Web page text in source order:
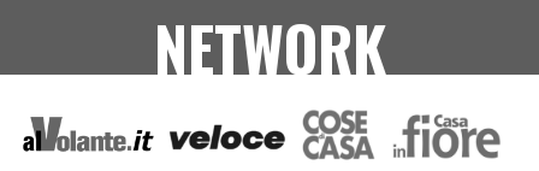
NETWORK